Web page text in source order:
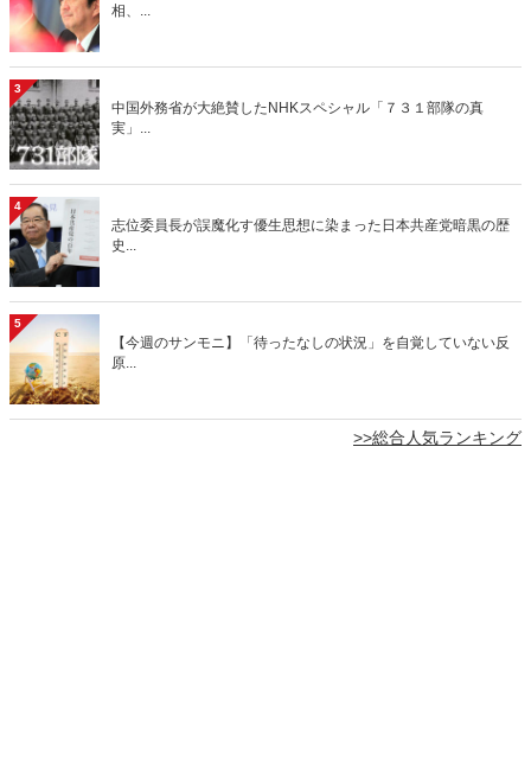
相、...
3
中国外務省が大絶賛したNHKスペシャル「７３１部隊の真
実」...
4
志位委員長が誤魔化す優生思想に染まった日本共産党暗黒の歴
史...
5
【今週のサンモニ】「待ったなしの状況」を自覚していない反
原...
>>総合人気ランキング